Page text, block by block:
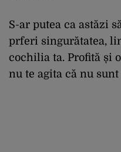
S-ar putea ca astăzi
prferi singurătatea,
cochilia ta. Profită și
nu te agita că nu sunt